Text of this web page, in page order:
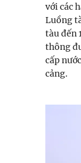
với các
Luồng
tàu đến
thông
cấp
cảng.